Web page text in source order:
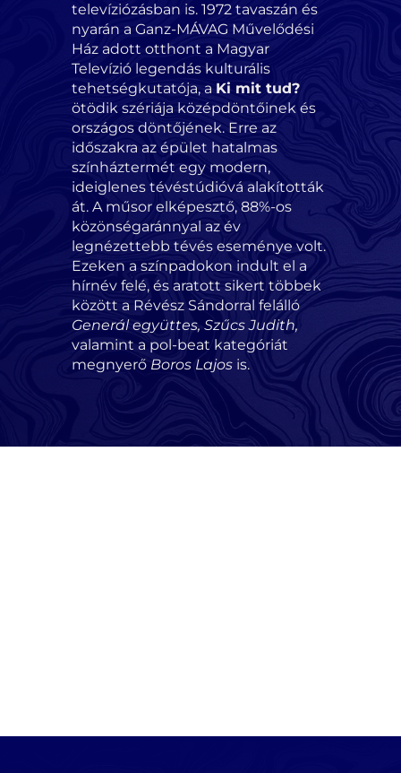
televíziózásban is. 1972 tavaszán és
nyarán a Ganz-MÁVAG Művelődési
Ház adott otthont a Magyar
Televízió legendás kulturális
tehetségkutatója, a Ki mit tud?
ötödik szériája középdöntőinek és
országos döntőjének.Erre az
időszakra az épület hatalmas
színháztermét egy modern,
ideiglenes tévéstúdióvá alakították
át. A műsor elképesztő, 88%-os
közönségaránnyal az év
legnézettebb tévés eseménye volt.
Ezeken a színpadokon indult el a
hírnév felé, és aratott sikert többek
között a Révész Sándorral felálló
Generál együttes, Szűcs Judith,
valamint a pol-beat kategóriát
megnyerő Boros Lajosis.